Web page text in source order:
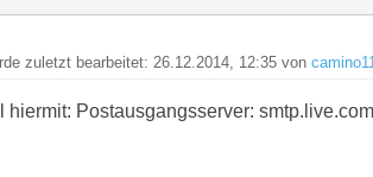
zuletzt bearbeitet: 26.12.2014, 12:35 von
hiermit: Postausgangsserver: